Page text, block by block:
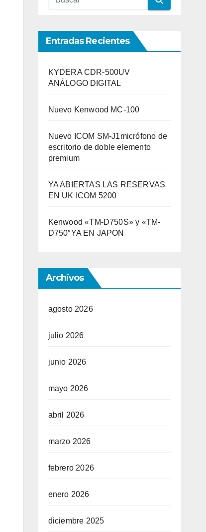
Entradas Recientes
KYDERA CDR-500UV
ANÁLOGO DIGITAL
Nuevo Kenwood MC-100
Nuevo ICOM SM-J1micrófono de
escritorio de doble elemento
premium
YA ABIERTAS LAS RESERVAS
EN UK ICOM 5200
Kenwood «TM-D750S» y «TM-
D750″YA EN JAPON
Archivos
agosto 2026
julio 2026
junio 2026
mayo 2026
abril 2026
marzo 2026
febrero 2026
enero 2026
diciembre 2025